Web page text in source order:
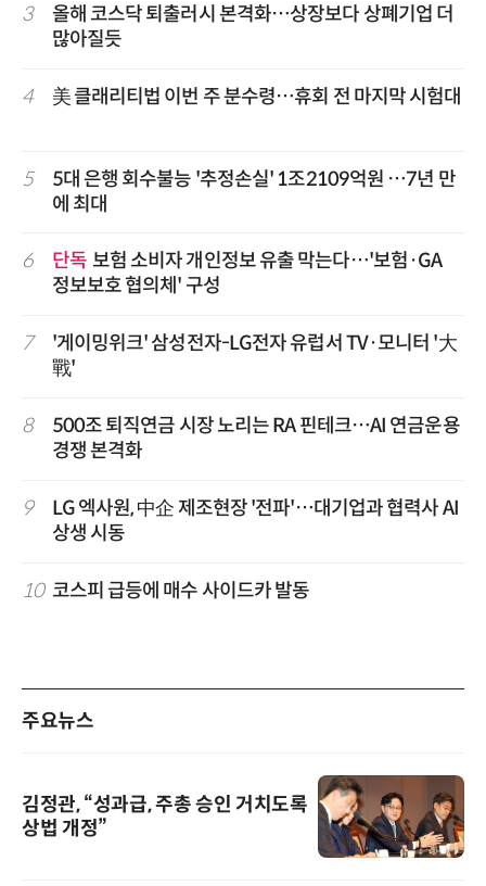
3
올해 코스닥 퇴출러시 본격화…상장보다 상폐기업 더
많아질듯
4 美 클래리티법 이번 주 분수령…휴회 전 마지막 시험대
5
5대 은행 회수불능 '추정손실' 1조2109억원 …7년 만
에 최대
6 단독 보험 소비자 개인정보 유출 막는다…'보험·GA
정보보호 협의체' 구성
7
'게이밍위크' 삼성전자-LG전자 유럽서 TV·모니터 '大
戰'
8
500조 퇴직연금 시장 노리는 RA 핀테크…AI 연금운용
경쟁 본격화
9
LG 엑사원, 中企 제조현장 '전파'…대기업과 협력사 AI
상생 시동
10 코스피 급등에 매수 사이드카 발동
주요뉴스
김정관, “성과급, 주총 승인 거치도록
상법 개정”